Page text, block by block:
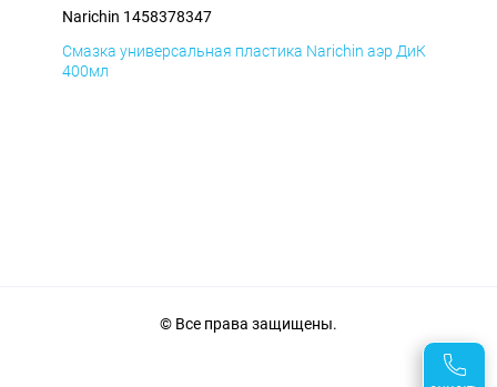
Narichin 1458378347
Смазка универсальная пластика Narichin аэр ДиК
400мл
© Все права защищены.